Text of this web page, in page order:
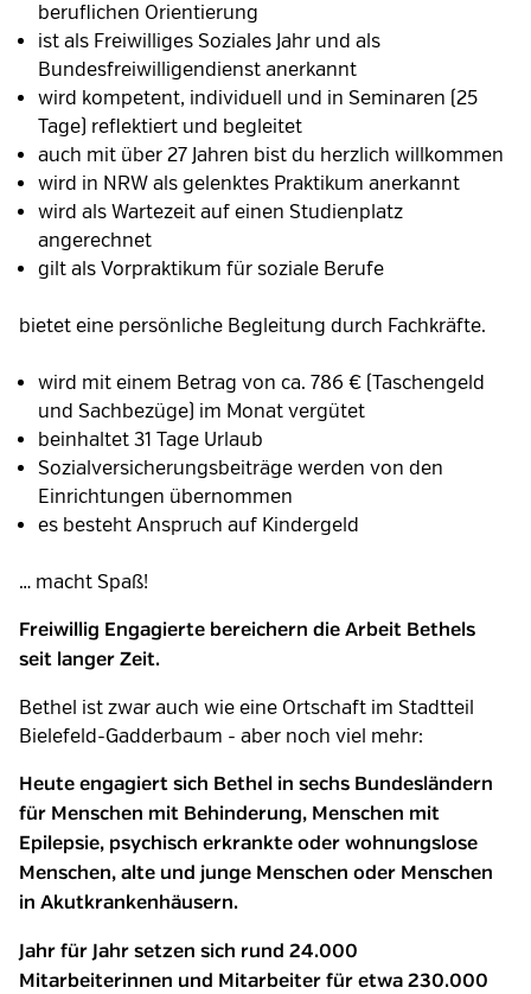
beruflichen Orientierung
ist als Freiwilliges Soziales Jahr und als
Bundesfreiwilligendienst anerkannt
wird kompetent, individuell und in Seminaren (25
Tage) reflektiert und begleitet
auch mit über 27 Jahren bist du herzlich willkommen
wird in NRW als gelenktes Praktikum anerkannt
wird als Wartezeit auf einen Studienplatz
angerechnet
gilt als Vorpraktikum für soziale Berufe
bietet eine persönliche Begleitung durch Fachkräfte.
wird mit einem Betrag von ca. 786 € (Taschengeld
und Sachbezüge) im Monat vergütet
beinhaltet 31 Tage Urlaub
Sozialversicherungsbeiträge werden von den
Einrichtungen übernommen
es besteht Anspruch auf Kindergeld
… macht Spaß!
Freiwillig Engagierte bereichern die Arbeit Bethels
seit langer Zeit.
Bethel ist zwar auch wie eine Ortschaft im Stadtteil
Bielefeld-Gadderbaum - aber noch viel mehr:
Heute engagiert sich Bethel in sechs Bundesländern
für Menschen mit Behinderung, Menschen mit
Epilepsie, psychisch erkrankte oder wohnungslose
Menschen, alte und junge Menschen oder Menschen
in Akutkrankenhäusern.
Jahr für Jahr setzen sich rund 24.000
Mitarbeiterinnen und Mitarbeiter für etwa 230.000